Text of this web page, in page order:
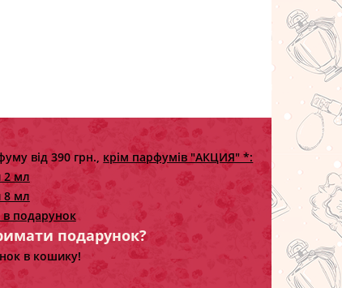
від 390 грн., крім парфумів "АКЦИЯ" *:
2 мл
8 мл
подарунок
подарунок?
в кошику!